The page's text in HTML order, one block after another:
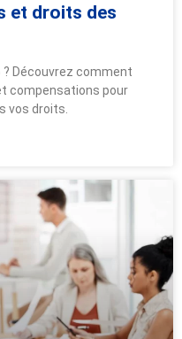
et droits des
Découvrez comment
compensations pour
vos droits.